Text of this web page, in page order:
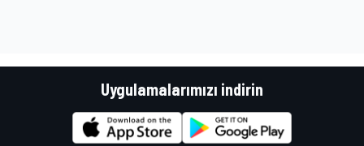
Uygulamalarımızı indirin